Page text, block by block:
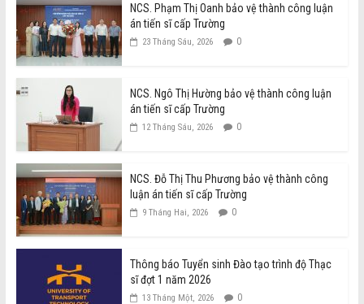
NCS. Phạm Thị Oanh bảo vệ thành công luận
án tiến sĩ cấp Trường
23 Tháng Sáu, 2026 0
NCS. Ngô Thị Hường bảo vệ thành công luận
án tiến sĩ cấp Trường
12 Tháng Sáu, 2026 0
NCS. Đỗ Thị Thu Phương bảo vệ thành công
luận án tiến sĩ cấp Trường
9 Tháng Hai, 2026 0
Thông báo Tuyển sinh Đào tạo trình độ Thạc
sĩ đợt 1 năm 2026
13 Tháng Một, 2026 0